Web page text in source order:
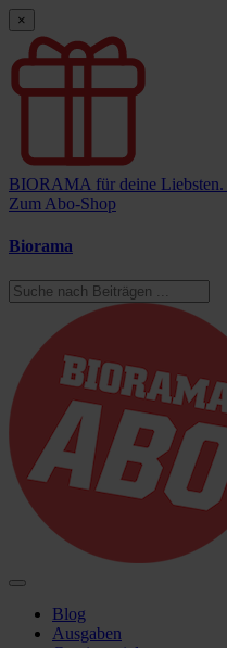
×
BIORAMA für deine Liebsten.
Zum Abo-Shop
Biorama
Blog
Ausgaben